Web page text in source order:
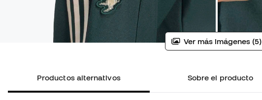
Ver más imágenes (5)
Productos alternativos Sobre el producto